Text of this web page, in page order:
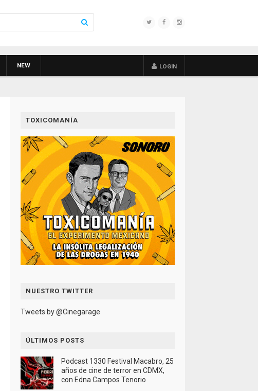
NEW LOGIN
TOXICOMANÍA
NUESTRO TWITTER
Tweets by @Cinegarage
ÚLTIMOS POSTS
Podcast 1330 Festival Macabro, 25
años de cine de terror en CDMX,
con Edna Campos Tenorio